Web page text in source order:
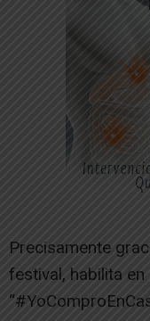
Precisamente
festival, habilita